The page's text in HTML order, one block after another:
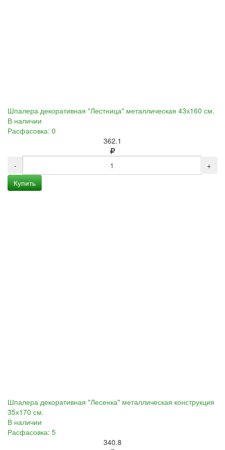
Шпалера декоративная "Лестница" металлическая 43х160 см.
В наличии
Расфасовка: 0
362.1
-
+
Купить
Шпалера декоративная "Лесенка" металлическая конструкция
35х170 см.
В наличии
Расфасовка: 5
340.8